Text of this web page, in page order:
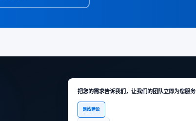
把您的需求告诉我们，让我们的团队立即为您服务
需
类
网站建设